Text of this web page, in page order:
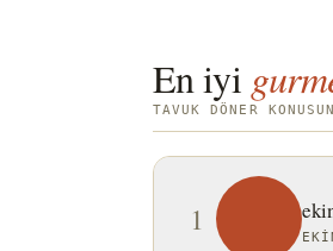
En iyi
TAVUK DÖNER
1